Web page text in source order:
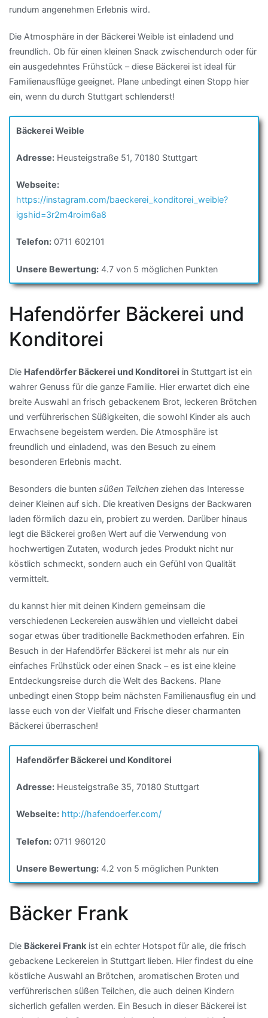
rundum angenehmen Erlebnis wird.
Die Atmosphäre in der Bäckerei Weible ist einladend und
freundlich. Ob für einen kleinen Snack zwischendurch oder für
ein ausgedehntes Frühstück – diese Bäckerei ist ideal für
Familienausflüge geeignet. Plane unbedingt einen Stopp hier
ein, wenn du durch Stuttgart schlenderst!
Bäckerei Weible
Adresse: Heusteigstraße 51, 70180 Stuttgart
Webseite:
https://instagram.com/baeckerei_konditorei_weible?
igshid=3r2m4roim6a8
Telefon: 0711 602101
Unsere Bewertung: 4.7 von 5 möglichen Punkten
Hafendörfer Bäckerei und
Konditorei
Die Hafendörfer Bäckerei und Konditorei in Stuttgart ist ein
wahrer Genuss für die ganze Familie. Hier erwartet dich eine
breite Auswahl an frisch gebackenem Brot, leckeren Brötchen
und verführerischen Süßigkeiten, die sowohl Kinder als auch
Erwachsene begeistern werden. Die Atmosphäre ist
freundlich und einladend, was den Besuch zu einem
besonderen Erlebnis macht.
Besonders die bunten süßen Teilchen ziehen das Interesse
deiner Kleinen auf sich. Die kreativen Designs der Backwaren
laden förmlich dazu ein, probiert zu werden. Darüber hinaus
legt die Bäckerei großen Wert auf die Verwendung von
hochwertigen Zutaten, wodurch jedes Produkt nicht nur
köstlich schmeckt, sondern auch ein Gefühl von Qualität
vermittelt.
du kannst hier mit deinen Kindern gemeinsam die
verschiedenen Leckereien auswählen und vielleicht dabei
sogar etwas über traditionelle Backmethoden erfahren. Ein
Besuch in der Hafendörfer Bäckerei ist mehr als nur ein
einfaches Frühstück oder einen Snack – es ist eine kleine
Entdeckungsreise durch die Welt des Backens. Plane
unbedingt einen Stopp beim nächsten Familienausflug ein und
lasse euch von der Vielfalt und Frische dieser charmanten
Bäckerei überraschen!
Hafendörfer Bäckerei und Konditorei
Adresse: Heusteigstraße 35, 70180 Stuttgart
Webseite: http://hafendoerfer.com/
Telefon: 0711 960120
Unsere Bewertung: 4.2 von 5 möglichen Punkten
Bäcker Frank
Die Bäckerei Frank ist ein echter Hotspot für alle, die frisch
gebackene Leckereien in Stuttgart lieben. Hier findest du eine
köstliche Auswahl an Brötchen, aromatischen Broten und
verführerischen süßen Teilchen, die auch deinen Kindern
sicherlich gefallen werden. Ein Besuch in dieser Bäckerei ist